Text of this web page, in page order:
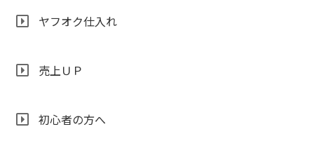
ヤフオク仕入れ
売上ＵＰ
初心者の方へ